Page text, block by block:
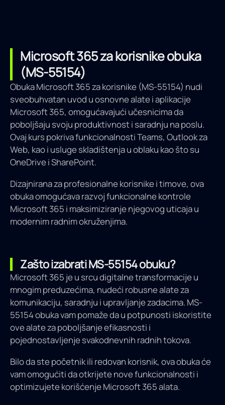
Microsoft 365 za korisnike obuka
(MS-55154)
Obuka Microsoft 365 za korisnike (MS-55154) nudi
sveobuhvatan uvod u osnovne alate i aplikacije
Microsoft 365, omogućavajući učesnicima da
poboljšaju svoju produktivnost i saradnju na poslu.
Ovaj kurs pokriva funkcionalnosti Teams, Outlook za
Web, kao i usluge skladištenja u oblaku kao što su
OneDrive i SharePoint.
Dizajnirana za profesionalne korisnike i timove, ova
obuka omogućava razvoj funkcionalne kontrole
Microsoft 365 i maksimiziranje njegovog uticaja u
modernim radnim okruženjima.
Zašto izabrati MS-55154 obuku?
Microsoft 365 je u srcu digitalne transformacije u
mnogim preduzećima, nudeći robusne alate za
komunikaciju, saradnju i upravljanje zadacima. MS-
55154 obuka vam pomaže da u potpunosti iskoristite
ove alate za poboljšanje efikasnosti i
pojednostavljenje svakodnevnih radnih tokova.
Bilo da ste početnik ili redovan korisnik, ova obuka će
vam omogućiti da otkrijete nove funkcionalnosti i
optimizujete korišćenje Microsoft 365 alata.